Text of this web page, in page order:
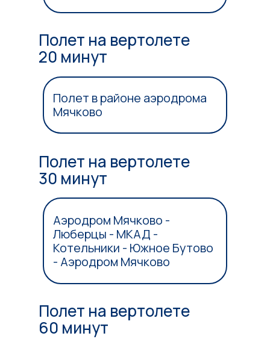
Полет на вертолете
60 минут
Полет на вертолете
30 минут
Аэродром Мячково -
Люберцы - МКАД -
Котельники - Южное Бутово
- Аэродром Мячково
Полет на вертолете
20 минут
Полет в районе аэродрома
Мячково